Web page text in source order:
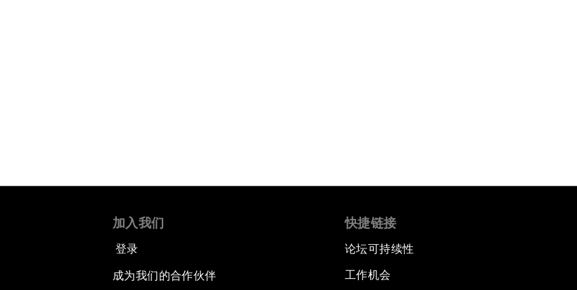
加入我们
登录
成为我们的合作伙伴
快捷链接
论坛可持续性
工作机会